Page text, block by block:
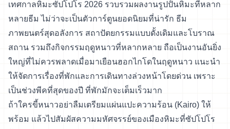
เทศกาลหิมะซัปโปโร 2026 รวบรวมผลงานรูปปั้นหิมะที่หลาก
หลายธีม ไม่ว่าจะเป็นตัวการ์ตูนยอดนิยมที่น่ารัก ธีม
ภาพยนตร์สุดอลังการ สถาปัตยกรรมแบบดั้งเดิมและโบราณ
สถาน รวมถึงกิจกรรมฤดูหนาวที่หลากหลาย ถือเป็นงานอันยิ่ง
ใหญ่ที่ไม่ควรพลาดเมื่อมาเยือนฮอกไกโดในฤดูหนาว แนะนำ
ให้จัดการเรื่องที่พักและการเดินทางล่วงหน้าโดยด่วน เพราะ
เป็นช่วงพีคที่สุดของปี ที่พักมักจะเต็มเร็วมาก
ถ้าใครขี้หนาวอย่าลืมเตรียมแผ่นแปะความร้อน (Kairo) ให้
พร้อม แล้วไปสัมผัสความมหัศจรรย์ของเมืองหิมะที่ซัปโปโร